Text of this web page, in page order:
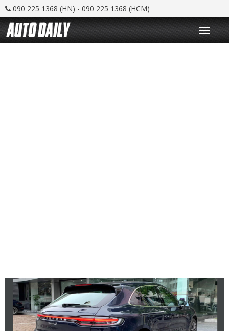
090 225 1368 (HN) - 090 225 1368 (HCM)
T
o
g